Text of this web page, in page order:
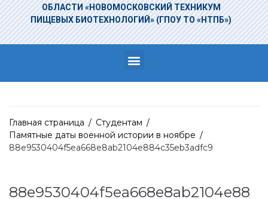
ОБЛАСТИ «НОВОМОСКОВСКИЙ ТЕХНИКУМ
ПИЩЕВЫХ БИОТЕХНОЛОГИЙ» (ГПОУ ТО «НТПБ»)
Главная страница / Студентам /
Памятные даты военной истории в ноябре /
88e9530404f5ea668e8ab2104e884c35eb3adfc9
88e9530404f5ea668e8ab2104e88